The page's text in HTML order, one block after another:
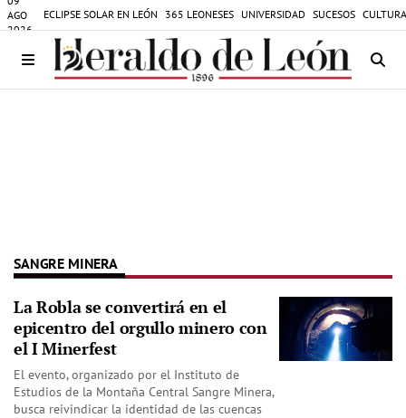
AGO
2026
ECLIPSE SOLAR EN LEÓN 365 LEONESES UNIVERSIDAD SUCESOS
SANGRE MINERA
La Robla se convertirá en el
epicentro del orgullo minero con
el I Minerfest
El evento, organizado por el Instituto de
Estudios de la Montaña Central Sangre Minera,
busca reivindicar la identidad de las cuencas